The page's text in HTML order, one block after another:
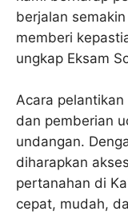
berjalan
memberi
ungkap Eksam
Acara
dan pemberian
undangan.
diharapkan
pertanahan di
cepat, mudah,